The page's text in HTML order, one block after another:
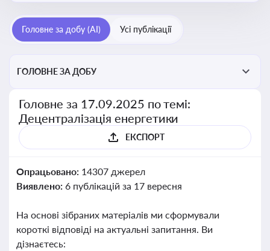
втрат при транспортуванні енергії та стимулювання
розвитку відновлюваних джерел
Головне за добу (AI) Усі публікації
ГОЛОВНЕ ЗА ДОБУ
Головне за 17.09.2025 по темі:
Децентралізація енергетики
ЕКСПОРТ
Опрацьовано: 14307 джерел
Виявлено: 6 публікацій за 17 вересня
На основі зібраних матеріалів ми сформували
короткі відповіді на актуальні запитання. Ви
дізнаєтесь: